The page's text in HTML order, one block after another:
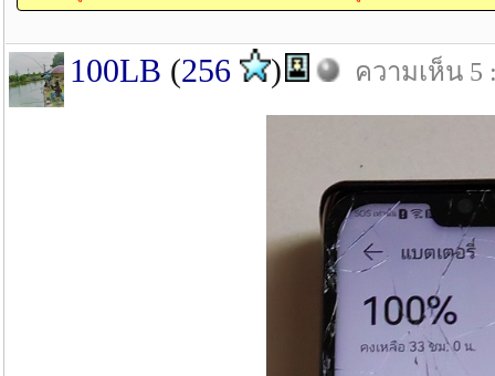
100LB (256 ) ความเห็น 5